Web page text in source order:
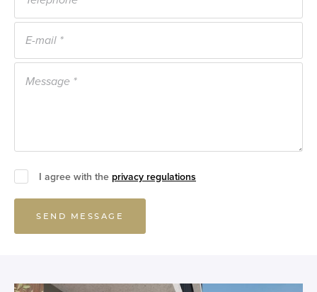
I agree with the privacy regulations
SEND MESSAGE